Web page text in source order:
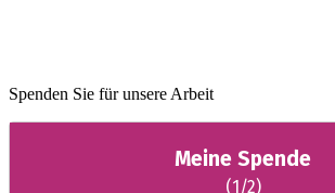
Spenden Sie für unsere Arbeit